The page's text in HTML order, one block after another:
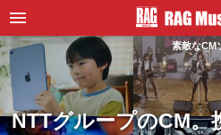
素敵なCM
NTTグループのCM。